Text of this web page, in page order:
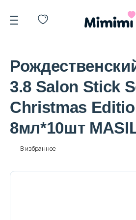
*OVERSTOCK -30%
Уход за лицом
3.8 Salon Stick
Christmas
8мл*10шт
В избранное